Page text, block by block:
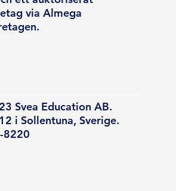
via Almega
Svea Education AB.
i Sollentuna, Sverige.
8220